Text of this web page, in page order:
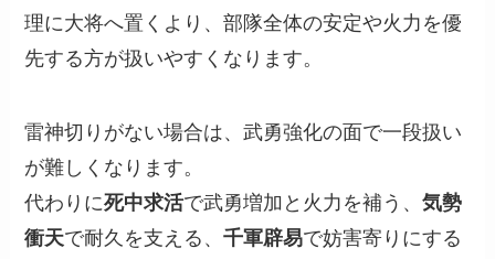
理に大将へ置くより、部隊全体の安定や火力を優
先する方が扱いやすくなります。
雷神切りがない場合は、武勇強化の面で一段扱い
が難しくなります。
代わりに死中求活で武勇増加と火力を補う、気勢
衝天で耐久を支える、千軍辟易で妨害寄りにする